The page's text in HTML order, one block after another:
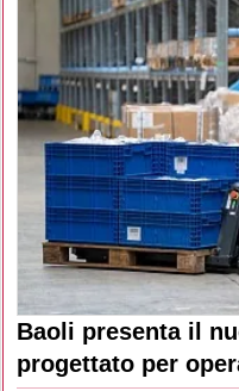
Baoli presenta il
progettato per